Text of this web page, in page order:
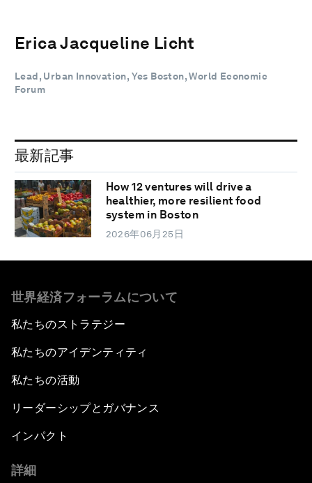
Erica Jacqueline Licht
Lead, Urban Innovation, Yes Boston, World Economic
Forum
最新記事
How 12 ventures will drive a
healthier, more resilient food
system in Boston
2026年06月25日
世界経済フォーラムについて
私たちのストラテジー
私たちのアイデンティティ
私たちの活動
リーダーシップとガバナンス
インパクト
詳細